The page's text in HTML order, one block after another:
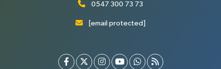
0547 300 73 73
[email protected]